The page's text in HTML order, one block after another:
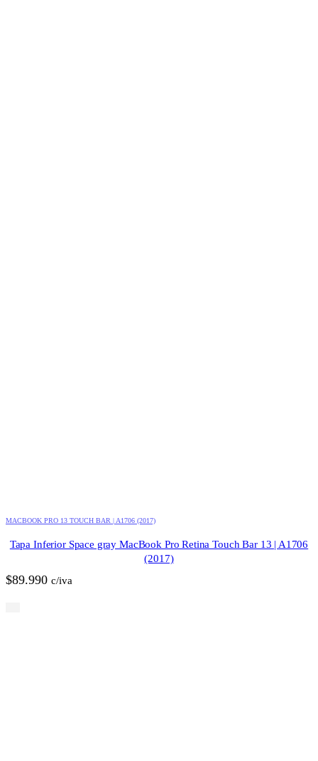
MACBOOK PRO 13 TOUCH BAR | A1706 (2017)
Tapa Inferior Space gray MacBook Pro Retina Touch Bar 13 | A1706
(2017)
$89.990 c/iva